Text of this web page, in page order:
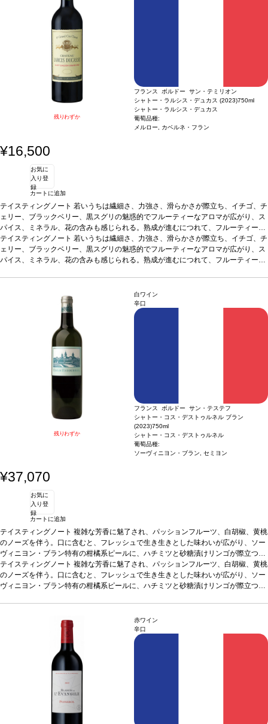
残りわずか
フランス ボルドー サン・テミリオン
シャトー・ラルシス・デュカス (2023)750ml
シャトー・ラルシス・デュカス
葡萄品種:
メルロー, カベルネ・フラン
¥16,500
お気に
入り登
録
カートに追加
テイスティングノート 若いうちは繊細さ、力強さ、滑らかさが際立ち、イチゴ、チ
ェリー、ブラックベリー、黒スグリの魅惑的でフルーティーなアロマが広がり、ス
パイス、ミネラル、花の含みも感じられる。熟成が進むにつれて、フルーティーな
アロマは、トリュフから林床を含む、スミレ、タバコ、柔らかいオリエンタルスパ
イスを伴う、凝縮したブーケへと複雑に展開する。葡萄品種メルロー 86%、カベ
ルネ・フラン 14%
テイスティングノート 若いうちは繊細さ、力強さ、滑らかさが際立ち、イチゴ、チ
ェリー、ブラックベリー、黒スグリの魅惑的でフルーティーなアロマが広がり、ス
パイス、ミネラル、花の含みも感じられる。熟成が進むにつれて、フルーティーな
残りわずか
白ワイン
辛口
フランス ボルドー サン・テステフ
シャトー・コス・デストゥルネル ブラン
(2023)750ml
シャトー・コス・デストゥルネル
葡萄品種:
ソーヴィニヨン・ブラン, セミヨン
¥37,070
お気に
入り登
録
カートに追加
テイスティングノート 複雑な芳香に魅了され、パッションフルーツ、白胡椒、黄桃
のノーズを伴う。口に含むと、フレッシュで生き生きとした味わいが広がり、ソー
ヴィニヨン・ブラン特有の柑橘系ピールに、ハチミツと砂糖漬けリンゴが際立つ余
韻へと導かれる。葡萄品種ソーヴィニヨン・ブラン70%、セミヨン30%
テイスティングノート 複雑な芳香に魅了され、パッションフルーツ、白胡椒、黄桃
のノーズを伴う。口に含むと、フレッシュで生き生きとした味わいが広がり、ソー
ヴィニヨン・ブラン特有の柑橘系ピールに、ハチミツと砂糖漬けリンゴが際立つ余
赤ワイン
辛口